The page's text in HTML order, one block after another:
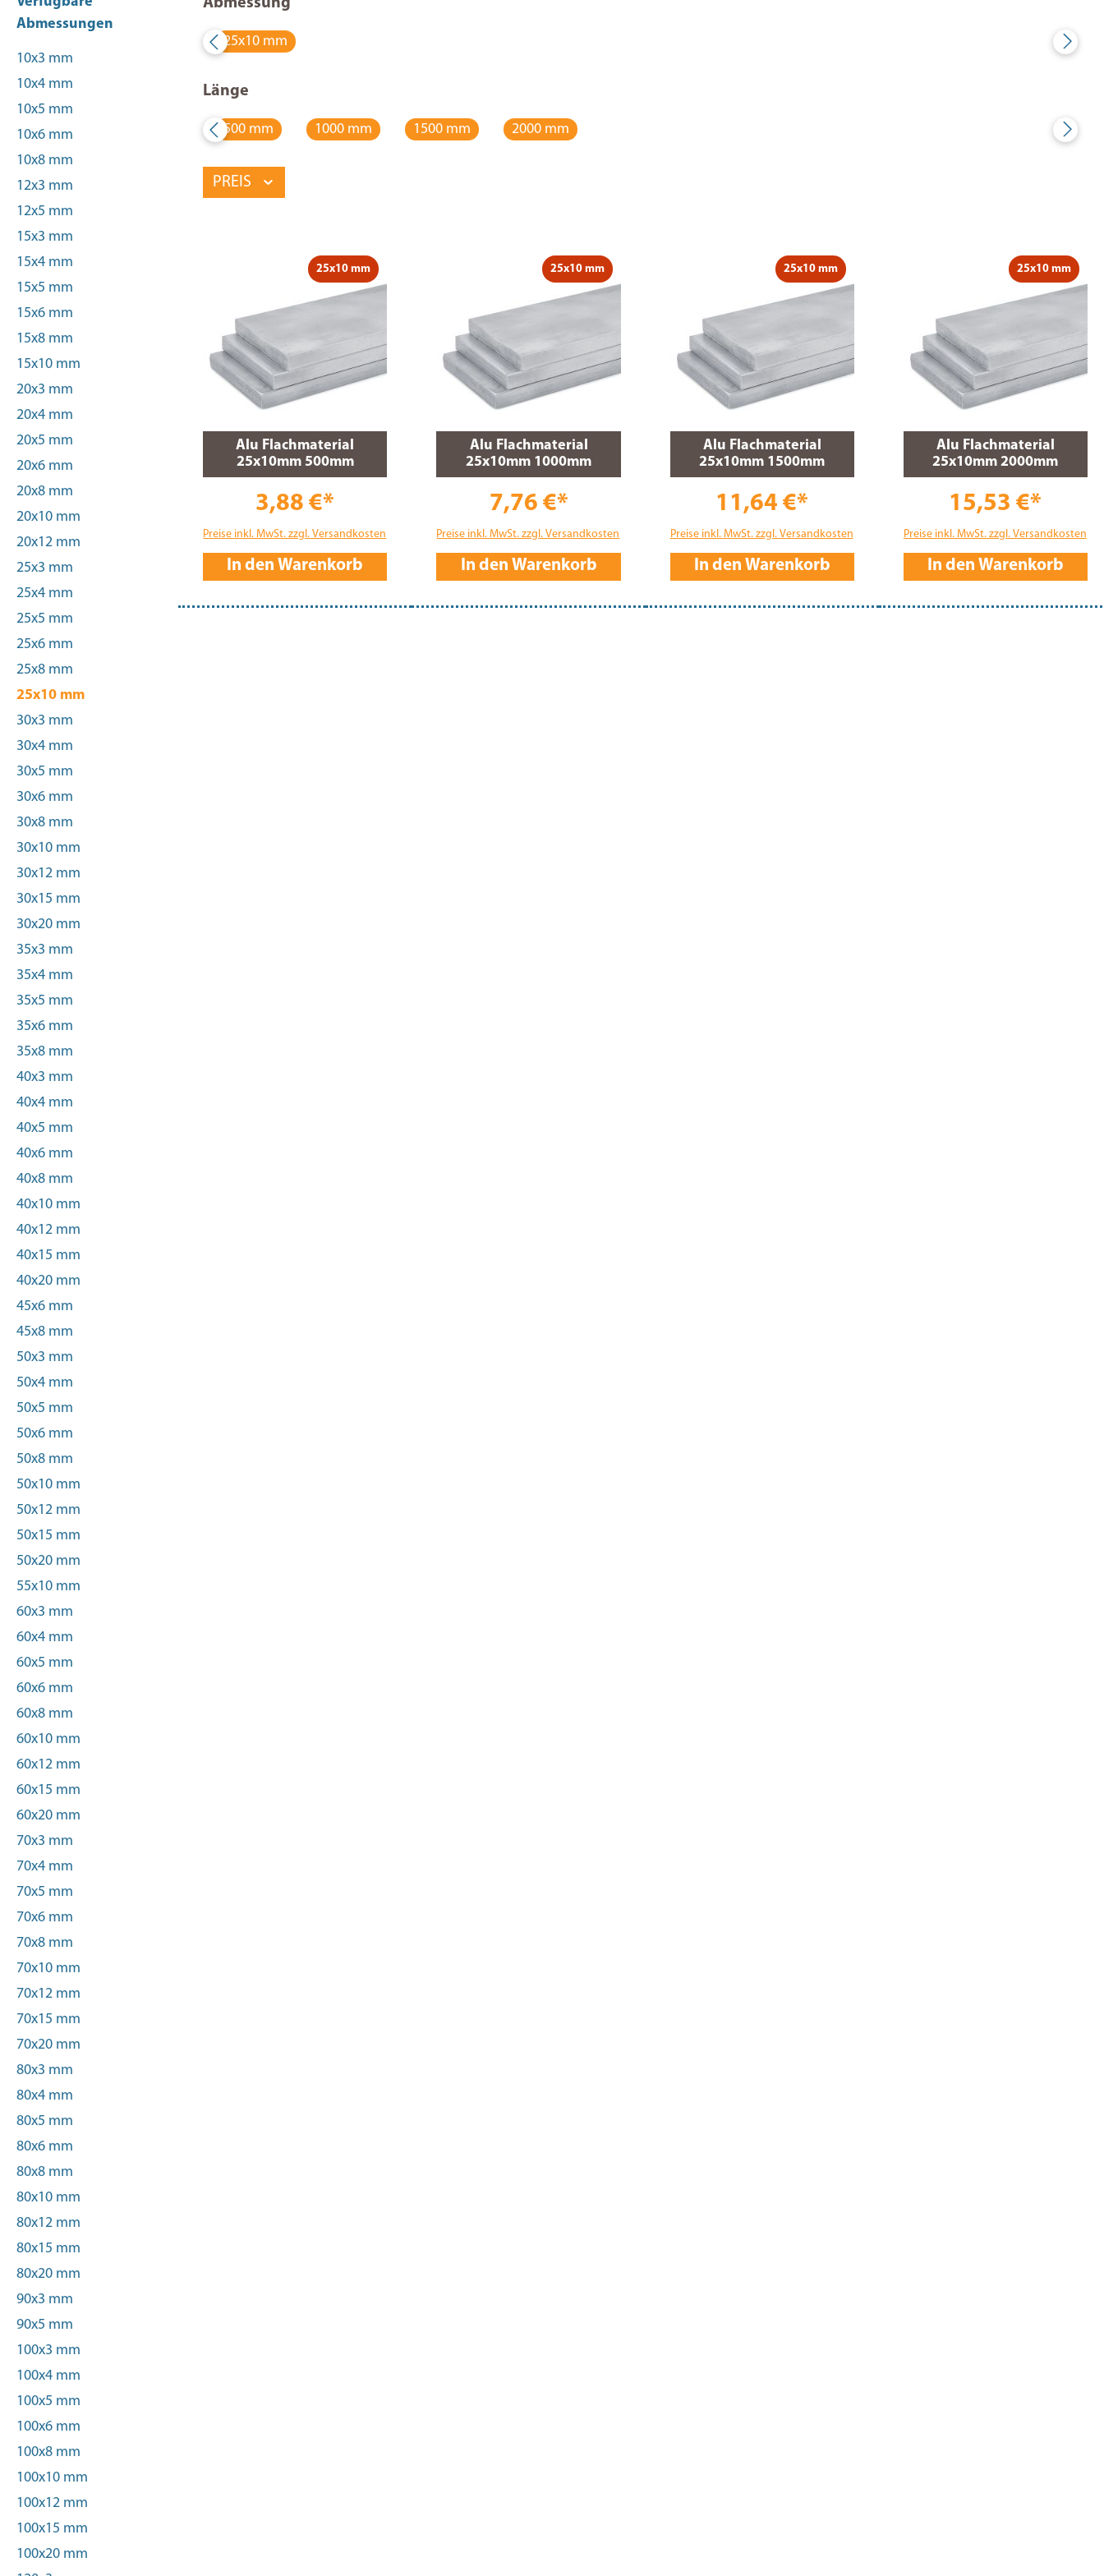
Abmessungen
10x3 mm
10x4 mm
10x5 mm
10x6 mm
10x8 mm
12x3 mm
12x5 mm
15x3 mm
15x4 mm
15x5 mm
15x6 mm
15x8 mm
15x10 mm
20x3 mm
20x4 mm
20x5 mm
20x6 mm
20x8 mm
20x10 mm
20x12 mm
25x3 mm
25x4 mm
25x5 mm
25x6 mm
25x8 mm
25x10 mm
30x3 mm
30x4 mm
30x5 mm
30x6 mm
30x8 mm
30x10 mm
30x12 mm
30x15 mm
30x20 mm
35x3 mm
35x4 mm
35x5 mm
35x6 mm
35x8 mm
40x3 mm
40x4 mm
40x5 mm
40x6 mm
40x8 mm
40x10 mm
40x12 mm
40x15 mm
40x20 mm
45x6 mm
45x8 mm
50x3 mm
50x4 mm
50x5 mm
50x6 mm
50x8 mm
50x10 mm
50x12 mm
50x15 mm
50x20 mm
55x10 mm
60x3 mm
60x4 mm
60x5 mm
60x6 mm
60x8 mm
60x10 mm
60x12 mm
60x15 mm
60x20 mm
70x3 mm
70x4 mm
70x5 mm
70x6 mm
70x8 mm
70x10 mm
70x12 mm
70x15 mm
70x20 mm
80x3 mm
80x4 mm
80x5 mm
80x6 mm
80x8 mm
80x10 mm
80x12 mm
80x15 mm
80x20 mm
90x3 mm
90x5 mm
100x3 mm
100x4 mm
100x5 mm
100x6 mm
100x8 mm
100x10 mm
100x12 mm
100x15 mm
100x20 mm
Abmessung
25x10 mm
Länge
500 mm 1000 mm 1500 mm 2000 mm
PREIS
25x10 mm
Alu Flachmaterial
25x10mm 500mm
3,88 €*
Preise inkl. MwSt. zzgl. Versandkosten
In den Warenkorb
25x10 mm
Alu Flachmaterial
25x10mm 1000mm
7,76 €*
Preise inkl. MwSt. zzgl. Versandkosten
In den Warenkorb
25x10 mm
Alu Flachmaterial
25x10mm 1500mm
11,64 €*
Preise inkl. MwSt. zzgl. Versandkosten
In den Warenkorb
25x10 mm
Alu Flachmaterial
25x10mm 2000mm
15,53 €*
Preise inkl. MwSt. zzgl. Versandkosten
In den Warenkorb